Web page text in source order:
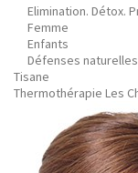
Elimination. Détox.
Femme
Enfants
Défenses naturelles
Tisane
Thermothérapie Les